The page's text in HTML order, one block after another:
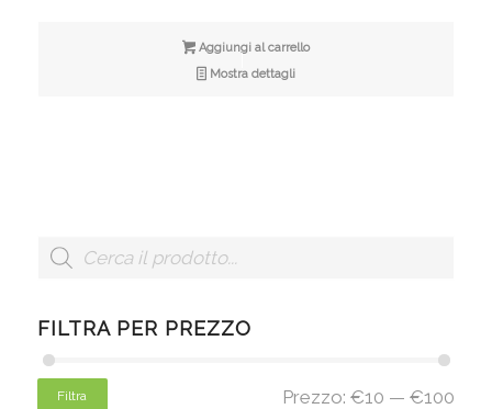
Aggiungi al carrello
Mostra dettagli
FILTRA PER PREZZO
Filtra Prezzo:€10 —€100